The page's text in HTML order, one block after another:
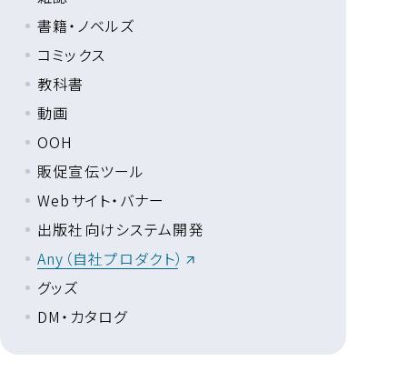
書籍・ノベルズ
コミックス
教科書
動画
OOH
販促宣伝ツール
Webサイト・バナー
出版社向けシステム開発
Any（自社プロダクト）
グッズ
DM・カタログ